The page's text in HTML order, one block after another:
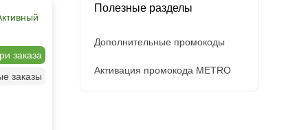
заказа
заказы
Полезные разделы
Дополнительные промокоды
Активация промокода METRO